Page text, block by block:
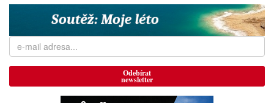
Odebírat
newsletter